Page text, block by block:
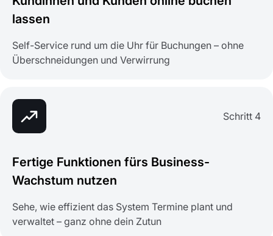
lassen
Self-Service rund um die Uhr für Buchungen – ohne
Überschneidungen und Verwirrung
Schritt 4
Fertige Funktionen fürs Business-
Wachstum nutzen
Sehe, wie effizient das System Termine plant und
verwaltet – ganz ohne dein Zutun